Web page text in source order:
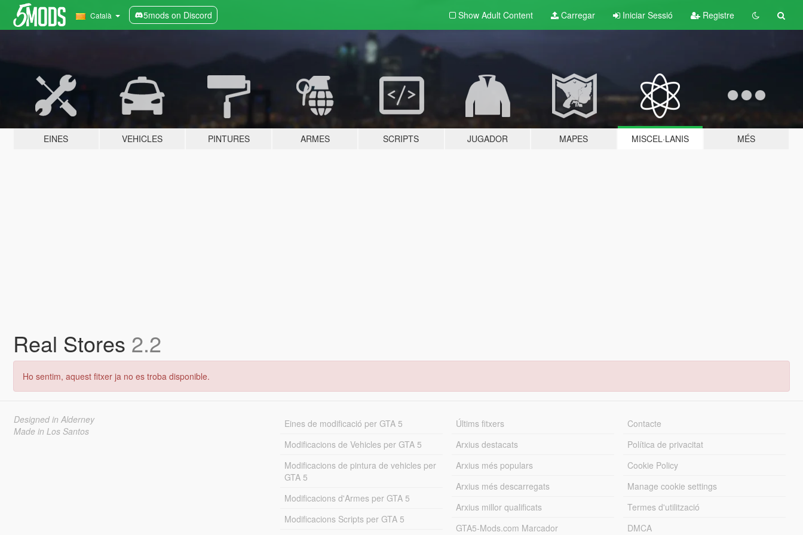
Català 5mods on Discord Show Adult Content Carregar Iniciar Sessió Registre
EINES VEHICLES PINTURES ARMES SCRIPTS JUGADOR MAPES MISCEL·LANIS MÉS
Real Stores 2.2
Ho sentim, aquest fitxer ja no es troba disponible.
Designed in Alderney
Made in Los Santos
Eines de modificació per GTA 5
Modificacions de Vehicles per GTA 5
Modificacions de pintura de vehicles per
GTA 5
Modificacions d'Armes per GTA 5
Modificacions Scripts per GTA 5
Últims fitxers
Arxius destacats
Arxius més populars
Arxius més descarregats
Arxius millor qualificats
GTA5-Mods.com Marcador
Contacte
Política de privacitat
Cookie Policy
Manage cookie settings
Termes d'utilització
DMCA